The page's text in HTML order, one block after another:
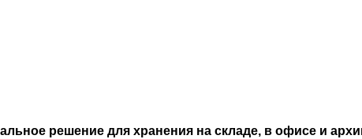
решение для хранения на складе, в офисе и